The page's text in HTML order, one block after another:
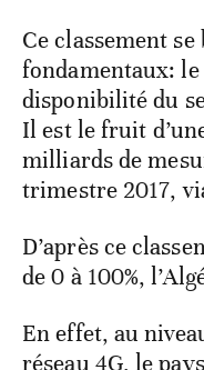
Ce classement
fondamentaux:
disponibilité du
Il est le fruit
milliards de
trimestre 2017,
D’après ce
de 0 à 100%,
En effet, au
réseau 4G, le